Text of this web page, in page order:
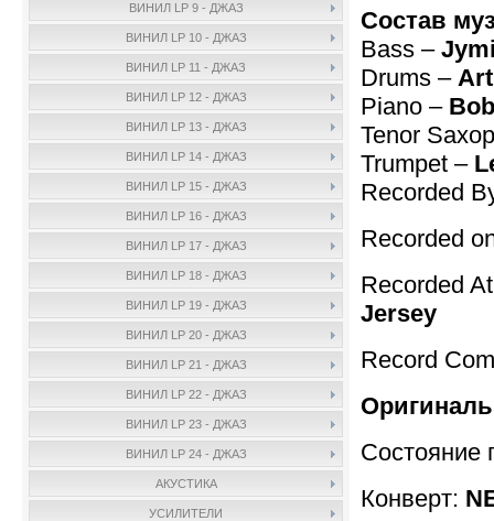
ВИНИЛ LP 9 - ДЖАЗ
ВИНИЛ LP 10 - ДЖАЗ
ВИНИЛ LP 11 - ДЖАЗ
ВИНИЛ LP 12 - ДЖАЗ
ВИНИЛ LP 13 - ДЖАЗ
ВИНИЛ LP 14 - ДЖАЗ
ВИНИЛ LP 15 - ДЖАЗ
ВИНИЛ LP 16 - ДЖАЗ
ВИНИЛ LP 17 - ДЖАЗ
ВИНИЛ LP 18 - ДЖАЗ
ВИНИЛ LP 19 - ДЖАЗ
ВИНИЛ LP 20 - ДЖАЗ
ВИНИЛ LP 21 - ДЖАЗ
ВИНИЛ LP 22 - ДЖАЗ
ВИНИЛ LP 23 - ДЖАЗ
ВИНИЛ LP 24 - ДЖАЗ
АКУСТИКА
УСИЛИТЕЛИ
Состав
Bass –
Drums –
Piano –
Tenor
Trumpet –
Recorded
Recorded
Recorded
Jersey
Record
Состояние
Конверт: